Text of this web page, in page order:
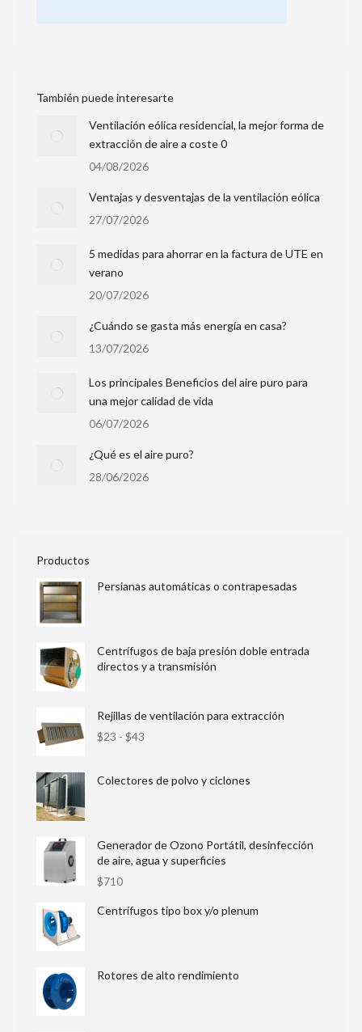
También puede interesarte
Ventilación eólica residencial, la mejor forma de
extracción de aire a coste 0
04/08/2026
Ventajas y desventajas de la ventilación eólica
27/07/2026
5 medidas para ahorrar en la factura de UTE en
verano
20/07/2026
¿Cuándo se gasta más energía en casa?
13/07/2026
Los principales Beneficios del aire puro para
una mejor calidad de vida
06/07/2026
¿Qué es el aire puro?
28/06/2026
Productos
Persianas automáticas o contrapesadas
Centrífugos de baja presión doble entrada
directos y a transmisión
Rejillas de ventilación para extracción
$23 - $43
Colectores de polvo y ciclones
Generador de Ozono Portátil, desinfección
de aire, agua y superficies
$710
Centrífugos tipo box y/o plenum
Rotores de alto rendimiento